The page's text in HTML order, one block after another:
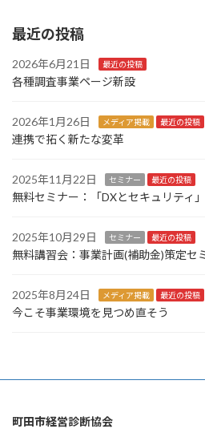
最近の投稿
2026年6月21日 最近の投稿
各種調査事業ページ新設
2026年1月26日 メディア掲載 最近の投稿
連携で拓く新たな変革
2025年11月22日 セミナー 最近の投稿
無料セミナー：「DXとセキュリティ
2025年10月29日 セミナー 最近の投稿
無料講習会：事業計画(補助金)策定セ
2025年8月24日 メディア掲載 最近の投稿
今こそ事業環境を見つめ直そう
町田市経営診断協会